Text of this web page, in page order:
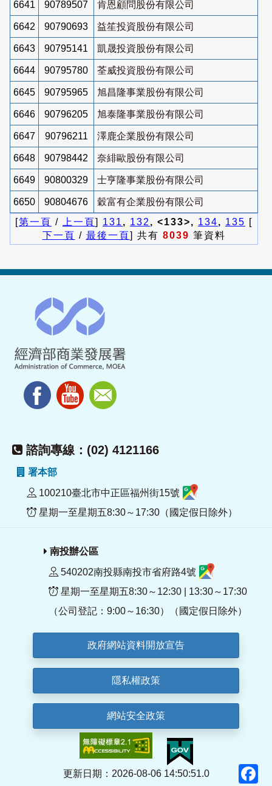
6641 90789507 肯恩顧問股份有限公司
6642 90790693 益笙投資股份有限公司
6643 90795141 凱晟投資股份有限公司
6644 90795780 荃威投資股份有限公司
6645 90795965 旭昌隆事業股份有限公司
6646 90796205 旭泰隆事業股份有限公司
6647 90796211 澤鹿企業股份有限公司
6648 90798442 奈緋歐股份有限公司
6649 90800329 士亨隆事業股份有限公司
6650 90804676
穀富有企業股份有限公司
[第一頁 / 上一頁] 131 , 132 , <133>, 134, 135 [
下一頁 / 最後一頁] 共有 8039 筆資料
諮詢專線：(02) 4121166
署本部
100210臺北市中正區福州街15號
星期一至星期五8:30～17:30（國定假日除外）
南投辦公區
540202南投縣南投市省府路4號
星期一至星期五8:30～12:30 | 13:30～17:30
（公司登記：9:00～16:30）（國定假日除外）
政府網站資料開放宣告
隱私權政策
網站安全政策
更新日期：2026-08-06 14:50:51.0